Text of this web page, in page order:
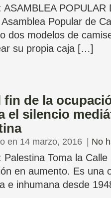
ASAMBLEA POPULAR
Popular de
dos modelos de
su propia caja […]
fin de la
el silencio
en 14 marzo, 2016 No
Palestina Toma la
en aumento. Es una
e inhumana desde